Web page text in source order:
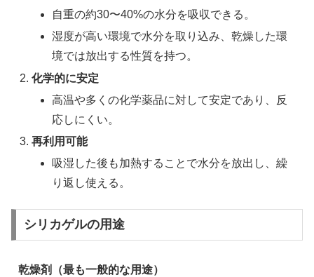
自重の約30〜40%の水分を吸収できる。
湿度が高い環境で水分を取り込み、乾燥した環
境では放出する性質を持つ。
化学的に安定
高温や多くの化学薬品に対して安定であり、反
応しにくい。
再利用可能
吸湿した後も加熱することで水分を放出し、繰
り返し使える。
シリカゲルの用途
乾燥剤（最も一般的な用途）